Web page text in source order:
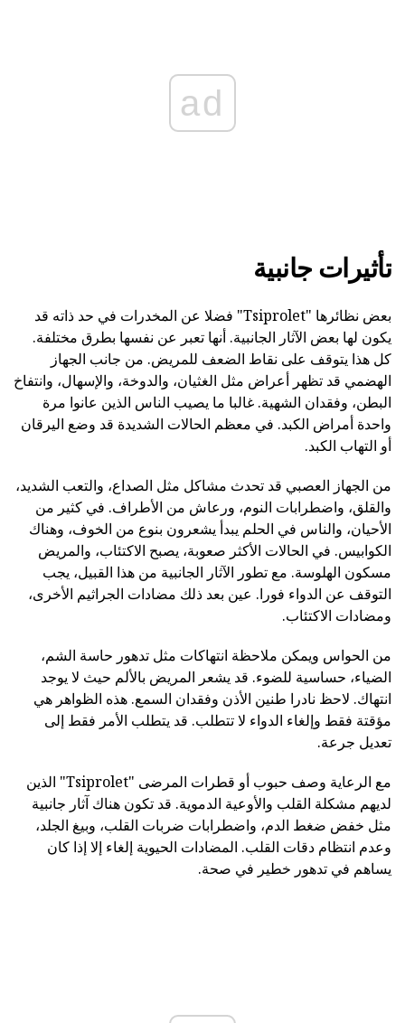
ad
تأثيرات جانبية
بعض نظائرها "Tsiprolet" فضلا عن المخدرات في حد ذاته قد
يكون لها بعض الآثار الجانبية. أنها تعبر عن نفسها بطرق مختلفة.
كل هذا يتوقف على نقاط الضعف للمريض. من جانب الجهاز
الهضمي قد تظهر أعراض مثل الغثيان، والدوخة، والإسهال، وانتفاخ
البطن، وفقدان الشهية. غالبا ما يصيب الناس الذين عانوا مرة
واحدة أمراض الكبد. في معظم الحالات الشديدة قد وضع اليرقان
أو التهاب الكبد.
من الجهاز العصبي قد تحدث مشاكل مثل الصداع، والتعب الشديد،
والقلق، واضطرابات النوم، ورعاش من الأطراف. في كثير من
الأحيان، والناس في الحلم يبدأ يشعرون بنوع من الخوف، وهناك
الكوابيس. في الحالات الأكثر صعوبة، يصبح الاكتئاب، والمريض
مسكون الهلوسة. مع تطور الآثار الجانبية من هذا القبيل، يجب
التوقف عن الدواء فورا. عين بعد ذلك مضادات الجراثيم الأخرى،
ومضادات الاكتئاب.
من الحواس ويمكن ملاحظة انتهاكات مثل تدهور حاسة الشم،
الضياء، حساسية للضوء. قد يشعر المريض بالألم حيث لا يوجد
انتهاك. لاحظ نادرا طنين الأذن وفقدان السمع. هذه الظواهر هي
مؤقتة فقط وإلغاء الدواء لا تتطلب. قد يتطلب الأمر فقط إلى
تعديل جرعة.
مع الرعاية وصف حبوب أو قطرات المرضى "Tsiprolet" الذين
لديهم مشكلة القلب والأوعية الدموية. قد تكون هناك آثار جانبية
مثل خفض ضغط الدم، واضطرابات ضربات القلب، وبيغ الجلد،
وعدم انتظام دقات القلب. المضادات الحيوية إلغاء إلا إذا كان
يساهم في تدهور خطير في صحة.